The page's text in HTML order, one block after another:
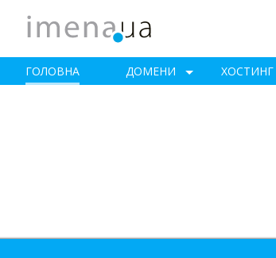
ГОЛОВНА ДОМЕНИ ХОСТИНГ